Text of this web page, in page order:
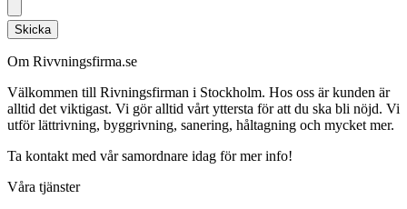
Skicka
Om Rivvningsfirma.se
Välkommen till Rivningsfirman i Stockholm. Hos oss är kunden är
alltid det viktigast. Vi gör alltid vårt yttersta för att du ska bli nöjd. Vi
utför lättrivning, byggrivning, sanering, håltagning och mycket mer.
Ta kontakt med vår samordnare idag för mer info!
Våra tjänster